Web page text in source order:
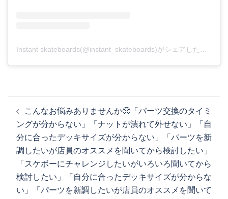
Instant skateboards(@instant_skateboards)がシェアした投稿
稿
ナ
ビ
ゲ
ー
シ
こんなお悩みありませんか🥺「パーツ交換のタイミ
ングが分からない」「ナットが潰れて外せない」「自
分に合ったデッキサイズが分からない」「パーツを新
調したいが店員のオススメを聞いてから検討したい」
「スケボーにチャレンジしたいがいろいろ聞いてから
検討したい」「自分に合ったデッキサイズが分からな
い」「パーツを新調したいが店員のオススメを聞いて